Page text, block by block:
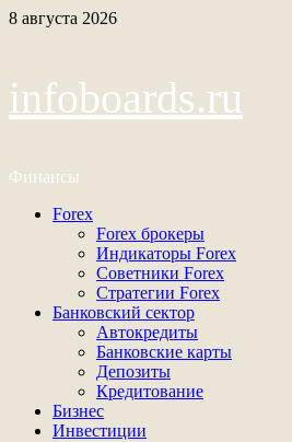
Перейти
8 августа 2026
infoboards.ru
Финансы
Основное
Forex
Forex брокеры
Индикаторы Forex
Советники Forex
Стратегии Forex
Банковский сектор
Автокредиты
Банковские карты
Депозиты
Кредитование
Бизнес
Инвестиции